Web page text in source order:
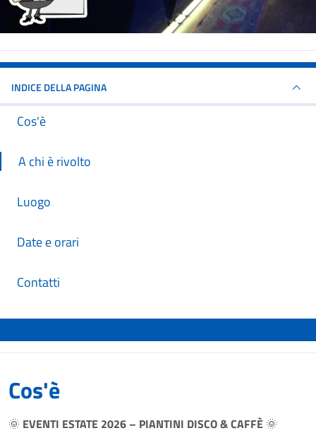
INDICE DELLA PAGINA
Cos'è
A chi è rivolto
Luogo
Date e orari
Contatti
Cos'è
🌞 EVENTI ESTATE 2026 – PIANTINI DISCO & CAFFÈ 🌞